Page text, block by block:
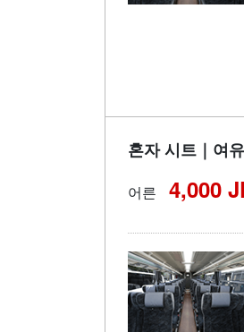
혼자 시트｜여
어른 4,000